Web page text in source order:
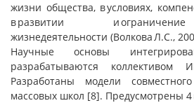
жизни общества, в условиях,
в развитии и
жизнедеятельности (Волкова Л.С.,
Научные основы
разрабатываются коллективом
Разработаны модели
массовых школ [8]. Предусмотрены 4